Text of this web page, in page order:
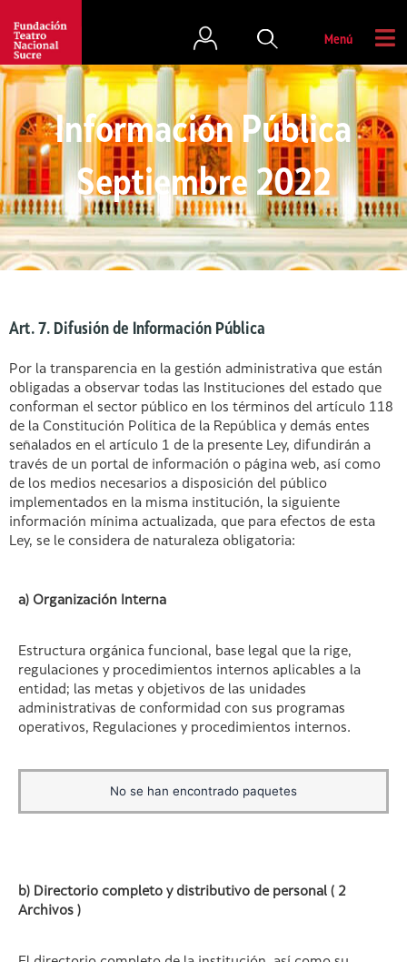
Menú
Información Pública
Septiembre 2022
Art. 7. Difusión de Información Pública
Por la transparencia en la gestión administrativa que están
obligadas a observar todas las Instituciones del estado que
conforman el sector público en los términos del artículo 118
de la Constitución Política de la República y demás entes
señalados en el artículo 1 de la presente Ley, difundirán a
través de un portal de información o página web, así como
de los medios necesarios a disposición del público
implementados en la misma institución, la siguiente
información mínima actualizada, que para efectos de esta
Ley, se le considera de naturaleza obligatoria:
a) Organización Interna
Estructura orgánica funcional, base legal que la rige,
regulaciones y procedimientos internos aplicables a la
entidad; las metas y objetivos de las unidades
administrativas de conformidad con sus programas
operativos, Regulaciones y procedimientos internos.
No se han encontrado paquetes
b) Directorio completo y distributivo de personal ( 2
Archivos )